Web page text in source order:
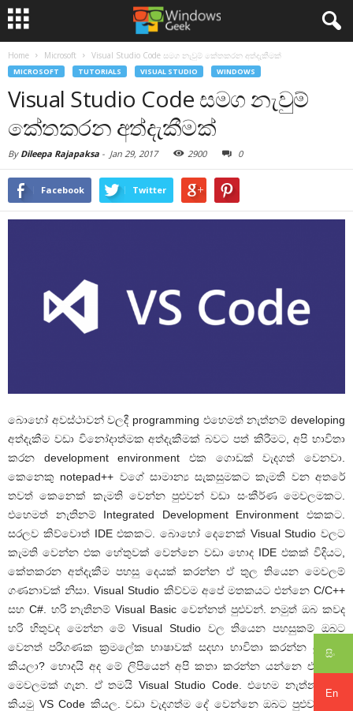
සිං
En
Home Microsoft Visual Studio Code සමග නැවුම් කේතකරන අත්දැකීමක්
MICROSOFT TUTORIALS VISUAL STUDIO WINDOWS
Visual Studio Code සමග නැවුම්
කේතකරන අත්දැකීමක්
By Dileepa Rajapaksa - Jan 29, 2017 2900 0
Facebook Twitter
බොහෝ අවස්ථාවන් වලදී programming එහෙමත් නැත්නම් developing
අත්දැකීම වඩා විනෝදාත්මක අත්දැකීමක් බවට පත් කිරීමට, අපි භාවිතා
කරන development environment එක ගොඩක් වැදගත් වෙනවා.
කෙනෙකු notepad++ වගේ සාමාන්‍ය සැකසුමකට කැමති වන අතරේ
තවත් කෙනෙක් කැමති වෙන්න පුළුවන් වඩා සංකීර්ණ මෙවලමකට.
එහෙමත් නැතිනම් Integrated Development Environment එකකට.
සරලව කිව්වොත් IDE එකකට. බොහෝ දෙනෙක් Visual Studio වලට
කැමති වෙන්න එක හේතුවක් වෙන්නෙ වඩා හොද IDE එකක් විදියට,
කේතකරන අත්දැකීම පහසු දෙයක් කරන්න ඒ තුල තියෙන මෙවලම්
ගණනාවක් නිසා. Visual Studio කිව්වම අපේ මතකයට එන්නෙ C/C++
සහ C#. හරි නැතිනම් Visual Basic වෙන්නත් පුළුවන්. නමුත් ඔබ කවද
හරි හිතුවද මෙන්න මේ Visual Studio වල තියෙන පහසුකම් ඔබට
වෙනත් පරිගණක ක්‍රමලේක භාෂාවක් සදහා භාවිතා කරන්න පුළුවන්
කියලා? හොදයි අද මේ ලිපියෙන් අපි කතා කරන්න යන්නෙ ඒ වගේ
මෙවලමක් ගැන. ඒ තමයි Visual Studio Code. එහෙම නැත්නම් අපි
කියමු VS Code කියල. වඩා වැදගත්ම දේ වෙන්නෙ ඔබට පුළුවන් මේ